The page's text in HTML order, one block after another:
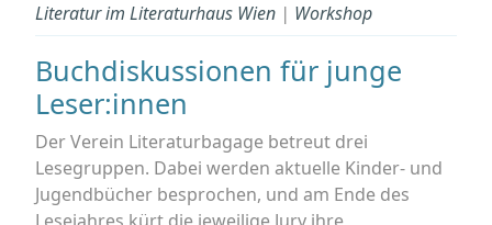
Literatur im Literaturhaus Wien | Workshop
Buchdiskussionen für junge
Leser:innen
Der Verein Literaturbagage betreut drei
Lesegruppen. Dabei werden aktuelle Kinder- und
Jugendbücher besprochen, und am Ende des